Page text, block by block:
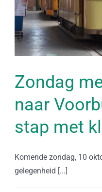
Zondag
naar
stap met
Komende zondag, 10
gelegenheid [...]